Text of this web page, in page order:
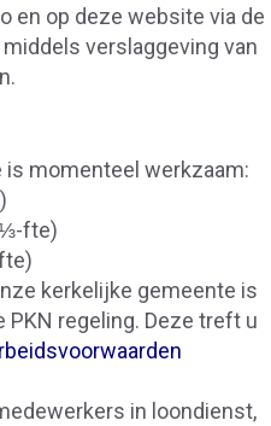
en op deze website via de
verslaggeving van
momenteel werkzaam:
fte)
kerkelijke gemeente is
regeling. Deze treft u
in loondienst,